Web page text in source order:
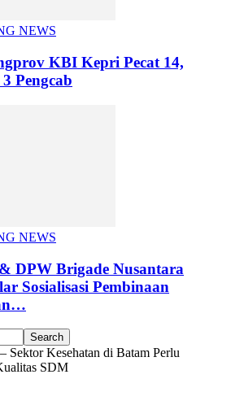
NEWS
KBI Kepri Pecat 14,
Pengcab
NEWS
DPW Brigade Nusantara
Sosialisasi Pembinaan
Sektor Kesehatan di Batam Perlu
SDM